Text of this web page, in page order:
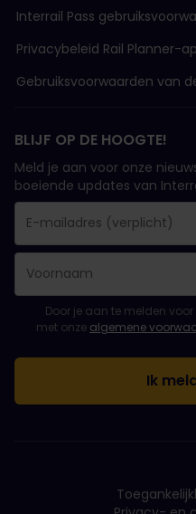
Interrail Pass
Privacybeleid Rail Planner-
Gebruiksvoorwaarden van
BLIJF OP DE HOOGTE!
Meld je aan voor onze
boeiende updates van
Je inschrijving is gelukt..
E-mailadres is een verplicht
E-mailadres is ongeldig!
Fout bij het abonneren op
Je hebt je al geabonneerd
Ga akkoord met de
Door je aan te melden
met onze algemene